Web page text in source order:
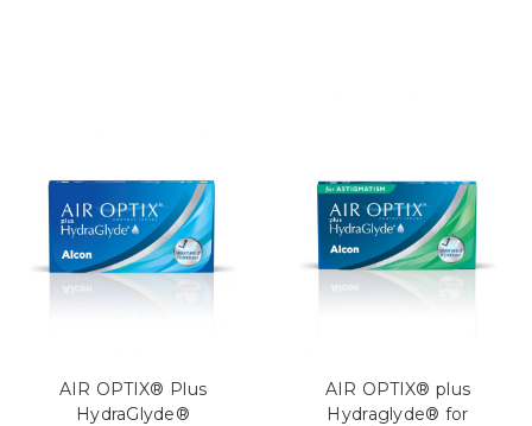
AIR OPTIX® Plus
HydraGlyde®
AIR OPTIX® plus
Hydraglyde® for